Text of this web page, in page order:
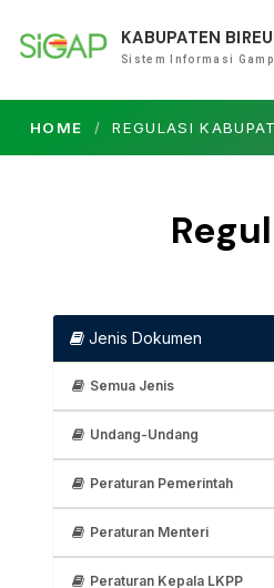
KABUPATEN
Sistem Informasi
HOME REGULASI
Jenis Dokumen
Semua Jenis
Undang-Undang
Peraturan Pemerintah
Peraturan Menteri
Peraturan Kepala LKPP